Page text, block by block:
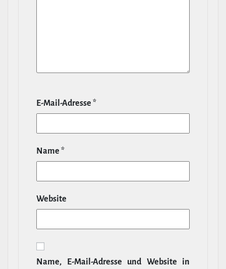
E‑Mail-​Adresse *
Name *
Website
Name, E‑Mail-​Adresse und Website in